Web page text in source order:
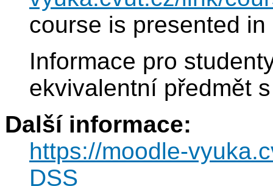
course is presented in
Informace pro
ekvivalentní předmět
Další informace:
https://moodle-
DSS